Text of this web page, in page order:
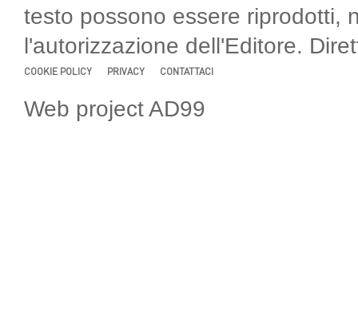
testo possono essere riprodotti,
l'autorizzazione dell'Editore.
COOKIE POLICY PRIVACY CONTATTACI
Web project AD99